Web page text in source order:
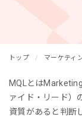
トップ マーケティ
MQLとは
ァイド・リード）
資質があると判断